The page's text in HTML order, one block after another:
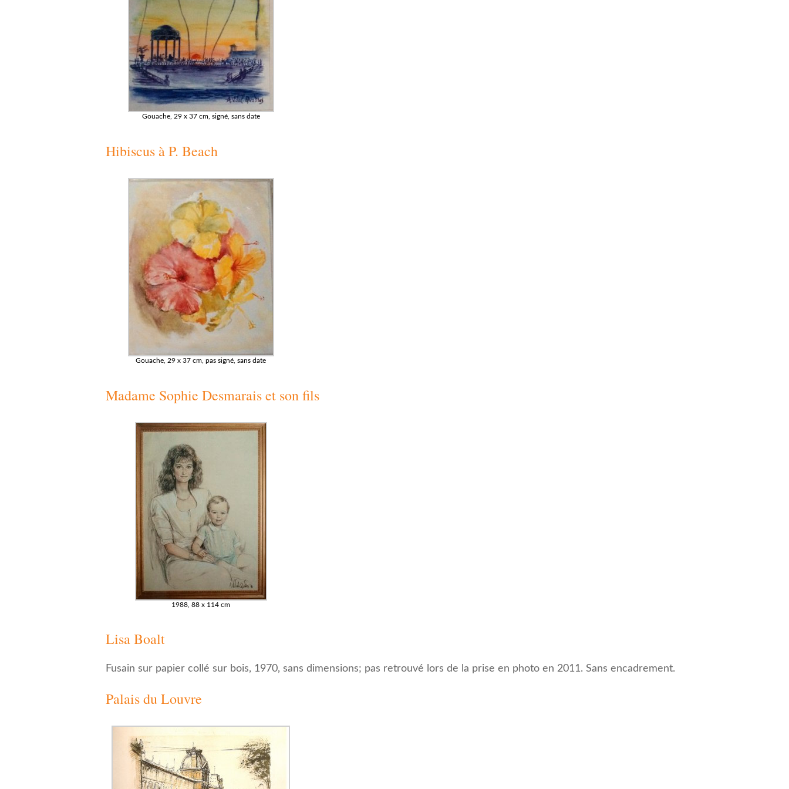
Gouache, 29 x 37 cm, signé, sans date
Hibiscus à P. Beach
Gouache, 29 x 37 cm, pas signé, sans date
Madame Sophie Desmarais et son fils
1988, 88 x 114 cm
Lisa Boalt
Fusain sur papier collé sur bois, 1970, sans dimensions; pas retrouvé lors de la prise en photo en 2011. Sans encadrement.
Palais du Louvre